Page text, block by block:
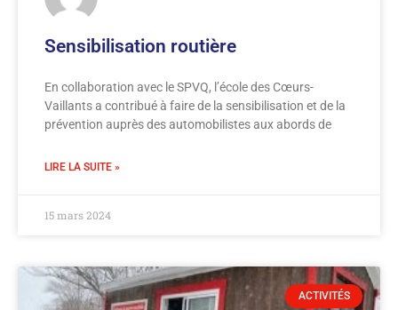
Sensibilisation routière
En collaboration avec le SPVQ, l’école des Cœurs-
Vaillants a contribué à faire de la sensibilisation et de la
prévention auprès des automobilistes aux abords de
LIRE LA SUITE »
15 mars 2024
ACTIVITÉS